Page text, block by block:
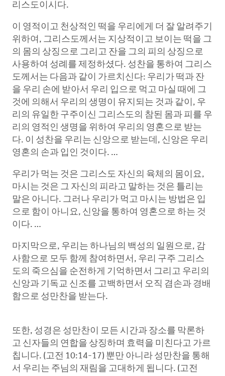
리스도이시다.
이 영적이고 천상적인 떡을 우리에게 더 잘 알려주기
위하여, 그리스도께서는 지상적이고 보이는 떡을 그
의 몸의 상징으로 그리고 잔을 그의 피의 상징으로
사용하여 성례를 제정하셨다. 성찬을 통하여 그리스
도께서는 다음과 같이 가르치신다: 우리가 떡과 잔
을 우리 손에 받아서 우리 입으로 먹고 마실 때에 그
것에 의해서 우리의 생명이 유지되는 것과 같이, 우
리의 유일한 구주이신 그리스도의 참된 몸과 피를 우
리의 영적인 생명을 위하여 우리의 영혼으로 받는
다. 이 성찬을 우리는 신앙으로 받는데, 신앙은 우리
영혼의 손과 입인 것이다. …
우리가 먹는 것은 그리스도 자신의 육체의 몸이요,
마시는 것은 그 자신의 피라고 말하는 것은 틀리는
말은 아니다. 그러나 우리가 먹고 마시는 방법은 입
으로 함이 아니요, 신앙을 통하여 영혼으로 하는 것
이다. …
마지막으로, 우리는 하나님의 백성의 일원으로, 감
사함으로 모두 함께 참여하면서, 우리 구주 그리스
도의 죽으심을 순전하게 기억하면서 그리고 우리의
신앙과 기독교 신조를 고백하면서 오직 겸손과 경배
함으로 성만찬을 받는다.
또한, 성경은 성만찬이 모든 시간과 장소를 막론하
고 신자들의 연합을 상징하며 효력을 미친다고 가르
칩니다. (고전 10:14-17) 뿐만 아니라 성만찬을 통해
서 우리는 주님의 재림을 고대하게 됩니다. (고전